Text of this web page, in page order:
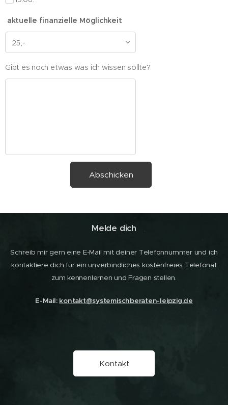
aktuelle finanzielle Möglichkeit
Gibt es noch etwas was ich wissen sollte?
Abschicken
Melde dich
Schreib mir gern eine E-Mail mit deiner Telefonnummer und ich
kontaktiere dich für ein unverbindliches kostenfreies Telefonat
zum kennenlernen und Fragen stellen.
E-Mail: kontakt@systemischberaten-leipzig.de
Kontakt